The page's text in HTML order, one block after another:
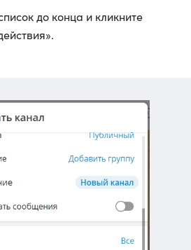
до конца и кликните